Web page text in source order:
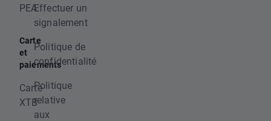
PEA
Carte
et
paiements
Carte
XTB
Effectuer un
signalement
Politique de
confidentialité
Politique
relative
aux